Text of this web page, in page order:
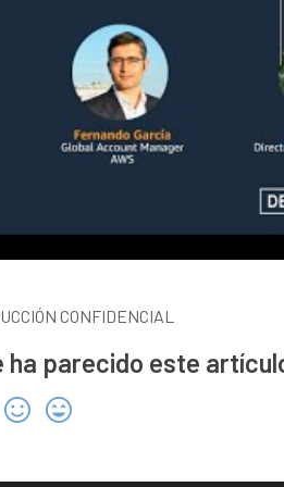
CONFIDENCIAL
ha parecido este